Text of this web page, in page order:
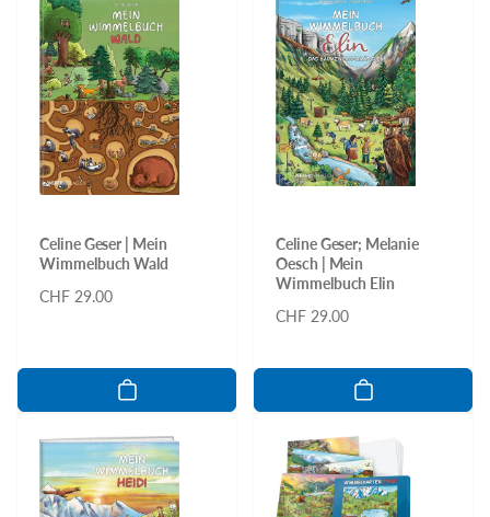
Celine Geser | Mein
Wimmelbuch Wald
Normaler
CHF 29.00
Celine Geser; Melanie
Oesch | Mein
Wimmelbuch Elin
Normaler
CHF 29.00